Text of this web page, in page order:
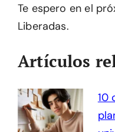
Te espero en el
Liberadas.
Artículos
10